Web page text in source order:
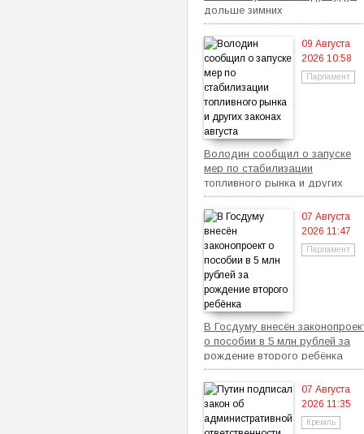
дольше зимних
09 Августа
2026 10:58
Парламент
Володин сообщил о запуске
мер по стабилизации
топливного рынка и других
законах августа
07 Августа
2026 11:47
Парламент
В Госдуму внесён
о пособии в 5 млн рублей за
рождение второго ребёнка
07 Августа
2026 11:35
Кремль